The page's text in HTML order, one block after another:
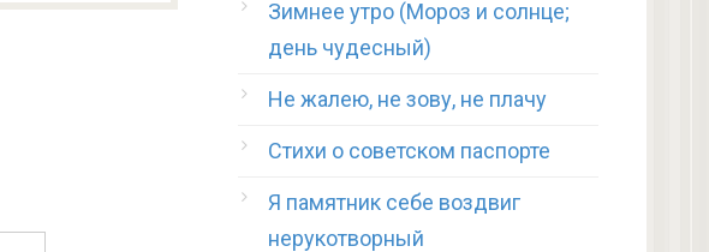
Зимнее утро (Мороз и солнце;
день чудесный)
Не жалею, не зову, не плачу
Стихи о советском паспорте
Я памятник себе воздвиг
нерукотворный